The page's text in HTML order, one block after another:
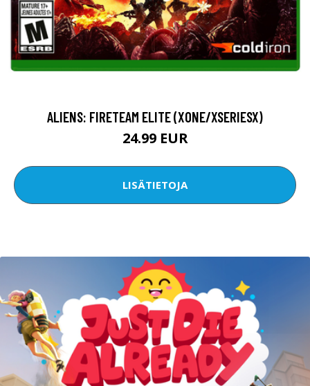
ALIENS: FIRETEAM ELITE (XONE/XSERIESX)
24.99 EUR
LISÄTIETOJA